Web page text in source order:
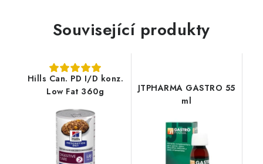
Související produkty
Hills Can. PD I/D konz.
Low Fat 360g
JTPHARMA GASTRO 55
ml